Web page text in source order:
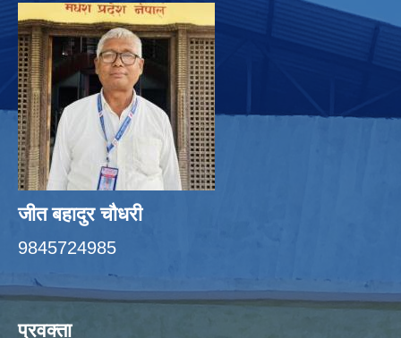
जीत बहादुर चाैधरी
9845724985
प्रवक्ता